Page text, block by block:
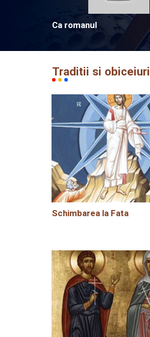
Ca romanul
Traditii si obiceiuri
Schimbarea la Fata